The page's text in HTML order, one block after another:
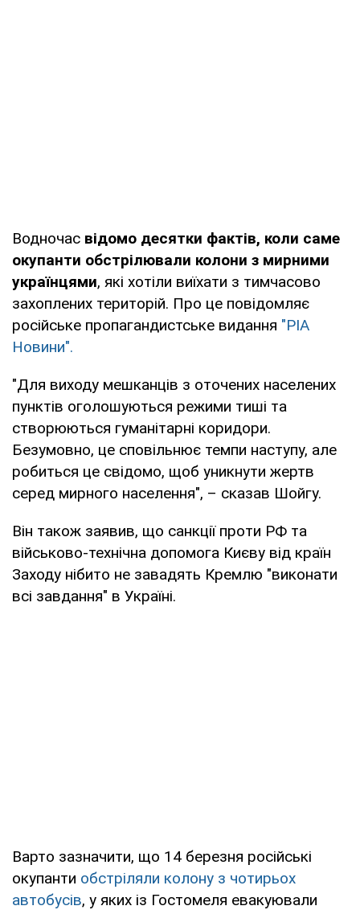
Водночас відомо десятки фактів, коли саме
окупанти обстрілювали колони з мирними
українцями, які хотіли виїхати з тимчасово
захоплених територій. Про це повідомляє
російське пропагандистське видання "РІА
Новини".
"Для виходу мешканців з оточених населених
пунктів оголошуються режими тиші та
створюються гуманітарні коридори.
Безумовно, це сповільнює темпи наступу, але
робиться це свідомо, щоб уникнути жертв
серед мирного населення", – сказав Шойгу.
Він також заявив, що санкції проти РФ та
військово-технічна допомога Києву від країн
Заходу нібито не завадять Кремлю "виконати
всі завдання" в Україні.
Варто зазначити, що 14 березня російські
окупанти обстріляли колону з чотирьох
автобусів, у яких із Гостомеля евакуювали